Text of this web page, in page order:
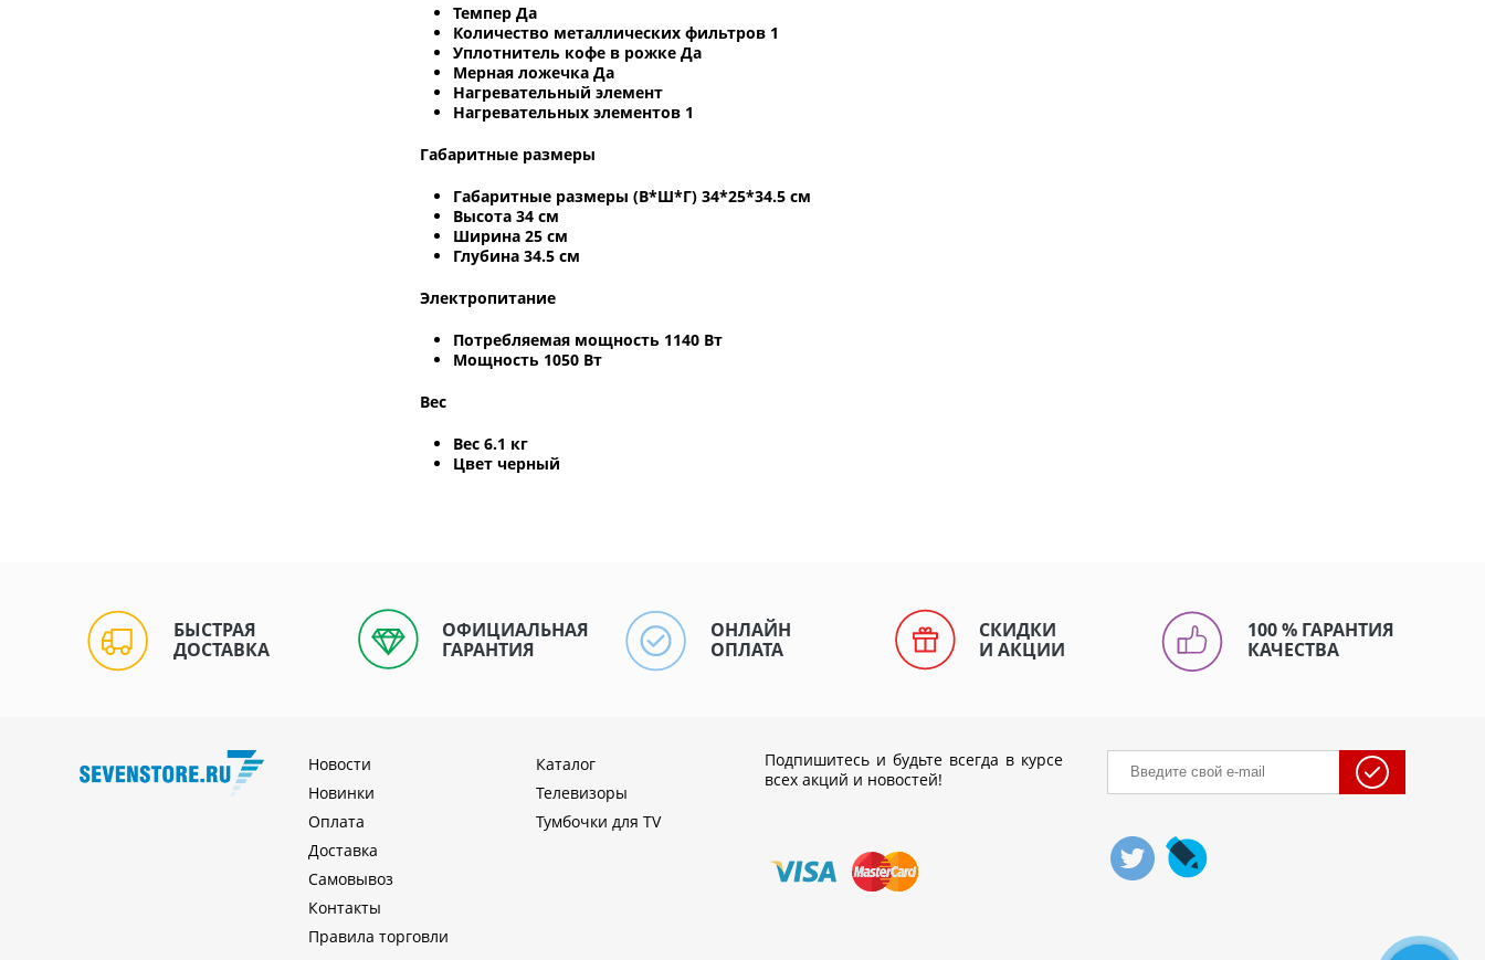
Темпер Да
Количество металлических фильтров 1
Уплотнитель кофе в рожке Да
Мерная ложечка Да
Нагревательный элемент
Нагревательных элементов 1
Габаритные размеры
Габаритные размеры (В*Ш*Г) 34*25*34.5 см
Высота 34 см
Ширина 25 см
Глубина 34.5 см
Электропитание
Потребляемая мощность 1140 Вт
Мощность 1050 Вт
Вес
Вес 6.1 кг
Цвет черный
БЫСТРАЯ
ДОСТАВКА
ОФИЦИАЛЬНАЯ
ГАРАНТИЯ
ОНЛАЙН
ОПЛАТА
СКИДКИ
И АКЦИИ
100 % ГАРАНТИЯ
КАЧЕСТВА
Новости
Новинки
Оплата
Доставка
Самовывоз
Контакты
Правила торговли
Каталог
Телевизоры
Тумбочки для TV
Подпишитесь и будьте всегда в курсе
всех акций и новостей!